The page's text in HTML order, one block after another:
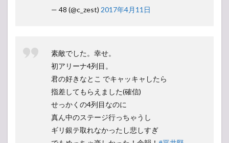
— 48 (@c_zest) 2017年4月11日
素敵でした。幸せ。
初アリーナ4列目。
君の好きなとこ でキャッキャしたら
指差してもらえました(確信)
せっかくの4列目なのに
真ん中のステージ行っちゃうし
ギリ銀テ取れなかったし悲しすぎ